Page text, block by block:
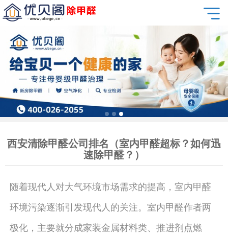
西安清除甲醛公司排名（室内甲醛超标？如何迅
速除甲醛？）
随着现代人对大气环境市场需求的提高，室内甲醛
环境污染逐渐引发现代人的关注。室内甲醛作者两
极化，主要就分成家装金属材料类、推进剂点燃